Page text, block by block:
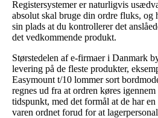
Registersystemer er naturligvis
absolut skal bruge din ordre fluks, og
sin plads at du kontrollerer det
det vedkommende produkt.
Størstedelen af e-firmaer i Danmark
levering på de fleste produkter,
Easymount t/10 lommer sort
regnes ud fra at ordren køres
tidspunkt, med det formål at de har
varen ordnet forud for at